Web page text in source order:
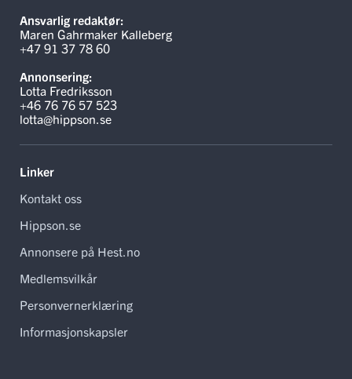
Ansvarlig redaktør:
Maren Gahrmaker Kalleberg
+47 91 37 78 60
Annonsering:
Lotta Fredriksson
+46 76 76 57 523
lotta@hippson.se
Linker
Kontakt oss
Hippson.se
Annonsere på Hest.no
Medlemsvilkår
Personvernerklæring
Informasjonskapsler